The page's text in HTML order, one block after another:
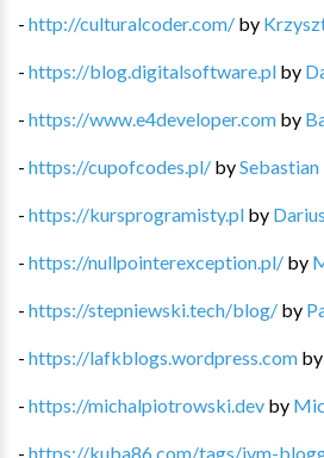
- http://culturalcoder.com/ by
- https://blog.digitalsoftware.pl by
- https://www.e4developer.com by
- https://cupofcodes.pl/ by
- https://kursprogramisty.pl by
- https://nullpointerexception.pl/ by
- https://stepniewski.tech/blog/ by
- https://lafkblogs.wordpress.com by
- https://michalpiotrowski.dev by
- https://kuba86.com/tags/jvm-